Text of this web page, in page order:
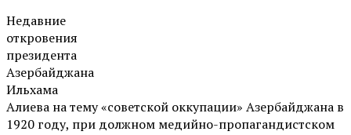
Недавние
откровения
президента
Азербайджана
Ильхама
Алиева на тему «советской оккупации» Азербайджана в
1920 году, при должном медийно-пропагандистском